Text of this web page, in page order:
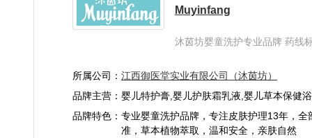
Muyinfang
沐茵坊婴童洗护专业品牌 药线
所属公司： 江西御医堂实业有限公司（沐茵坊）
品牌主营：婴儿特护膏,婴儿护肤霜乳液,婴儿草本保健
发沐浴,婴儿皂液,婴儿护肤液,婴儿花露水,婴
婴儿爽身粉,草本蚊香液
品牌特色：专业婴童洗护品牌，专注皮肤护理13年，全
准，草本植物萃取，温和安全，亲肤自然